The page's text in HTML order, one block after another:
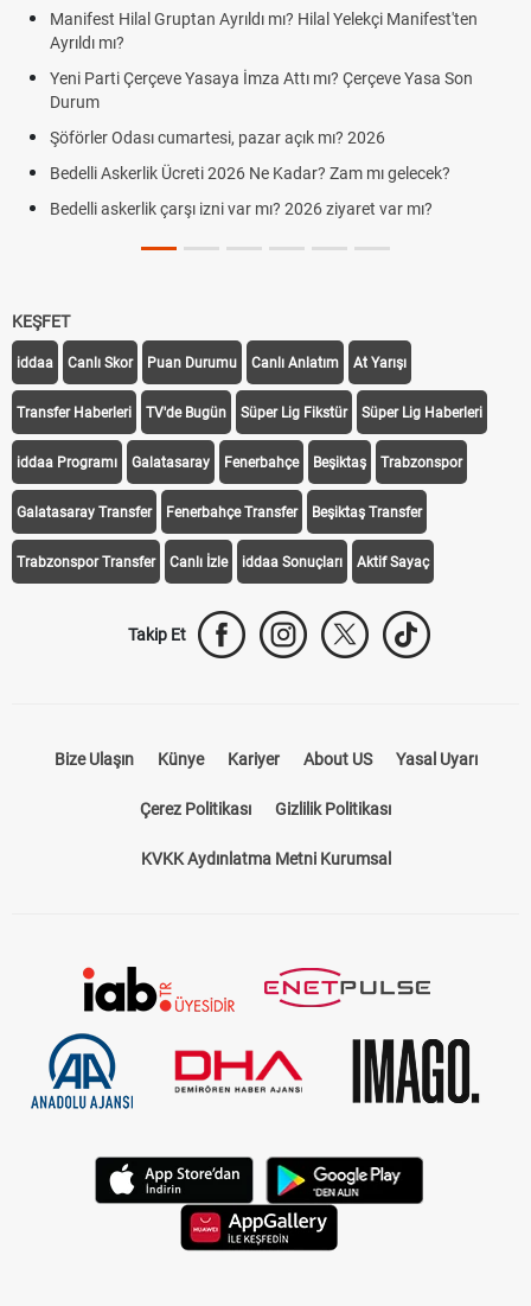
Kuyumcular cumartesi, pazar günü açık mı? 2026 |
cumartesi-pazar günü kaça kadar açık?
Hafta Sonları Yıllık İzinden Sayılır mı? Yıllık İzin
Aras Kargo Cumartesi-pazar açık mı? 2026 Aras Kargo
Cumartesi çalışma saatleri!
KEŞFET
iddaa Canlı Skor Puan Durumu Canlı Anlatım At Yarışı
Transfer Haberleri TV'de Bugün Süper Lig Fikstür Süper Lig Haberleri
iddaa Programı Galatasaray Fenerbahçe Beşiktaş Trabzonspor
Galatasaray Transfer Fenerbahçe Transfer Beşiktaş Transfer
Trabzonspor Transfer Canlı İzle iddaa Sonuçları Aktif Sayaç